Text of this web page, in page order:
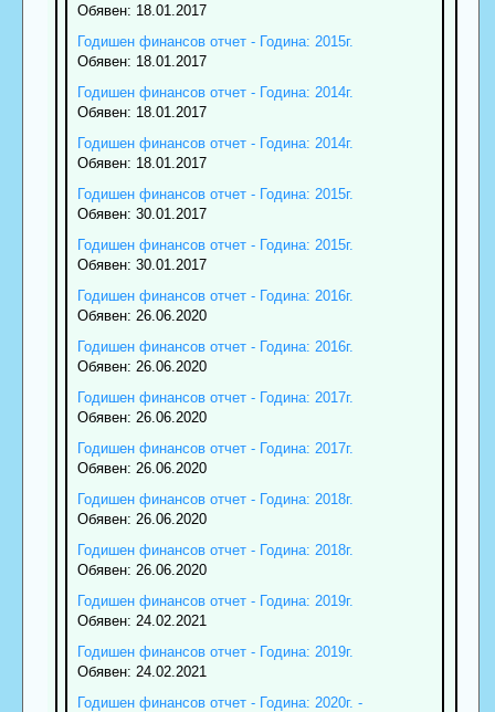
Обявен: 18.01.2017
Годишен финансов отчет - Година: 2015г.
Обявен: 18.01.2017
Годишен финансов отчет - Година: 2014г.
Обявен: 18.01.2017
Годишен финансов отчет - Година: 2014г.
Обявен: 18.01.2017
Годишен финансов отчет - Година: 2015г.
Обявен: 30.01.2017
Годишен финансов отчет - Година: 2015г.
Обявен: 30.01.2017
Годишен финансов отчет - Година: 2016г.
Обявен: 26.06.2020
Годишен финансов отчет - Година: 2016г.
Обявен: 26.06.2020
Годишен финансов отчет - Година: 2017г.
Обявен: 26.06.2020
Годишен финансов отчет - Година: 2017г.
Обявен: 26.06.2020
Годишен финансов отчет - Година: 2018г.
Обявен: 26.06.2020
Годишен финансов отчет - Година: 2018г.
Обявен: 26.06.2020
Годишен финансов отчет - Година: 2019г.
Обявен: 24.02.2021
Годишен финансов отчет - Година: 2019г.
Обявен: 24.02.2021
Годишен финансов отчет - Година: 2020г. -